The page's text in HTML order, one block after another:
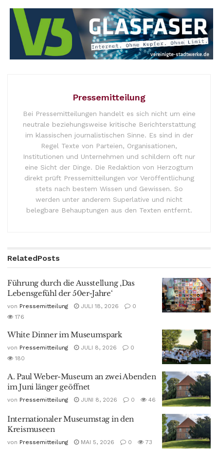
Pressemitteilung
Bei Pressemitteilungen handelt es sich nicht um eine
neutrale beziehungsweise kritische Berichterstattung
im klassischen journalistischen Sinne. Es sind in der
Regel Texte von Parteien, Organisationen,
Institutionen und Unternehmen und schildern oft nur
eine Sicht der Dinge. Die Redaktion von Herzogtum
direkt prüft Pressemitteilungen vor Veröffentlichung
stets nach bestem Wissen und Gewissen. So
werden unter anderem Superlative und nicht
belegbare Behauptungen aus den Texten entfernt.
RelatedPosts
Führung durch die Ausstellung ‚Das
Lebensgefühl der 50er-Jahre‘
von Pressemitteilung JULI 18, 2026
0
176
White Dinner im Museumspark
von Pressemitteilung JULI 8, 2026
0
180
A. Paul Weber-Museum an zwei Abenden
im Juni länger geöffnet
von Pressemitteilung JUNI 8, 2026 0 46
Internationaler Museumstag in den
Kreismuseen
von Pressemitteilung MAI 5, 2026 0 73